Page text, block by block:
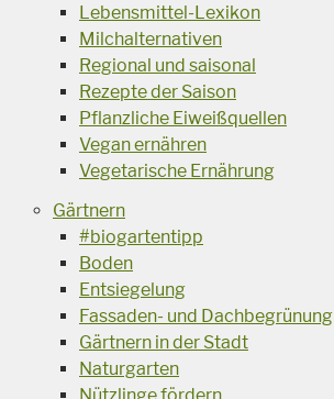
Lebensmittel-Lexikon
Milchalternativen
Regional und saisonal
Rezepte der Saison
Pflanzliche Eiweißquellen
Vegan ernähren
Vegetarische Ernährung
Gärtnern
#biogartentipp
Boden
Entsiegelung
Fassaden- und Dachbegrünung
Gärtnern in der Stadt
Naturgarten
Nützlinge fördern